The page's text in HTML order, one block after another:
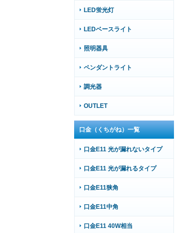
LED蛍光灯
LEDベースライト
照明器具
ペンダントライト
調光器
OUTLET
口金（くちがね）一覧
口金E11 光が漏れないタイプ
口金E11 光が漏れるタイプ
口金E11狭角
口金E11中角
口金E11 40W相当